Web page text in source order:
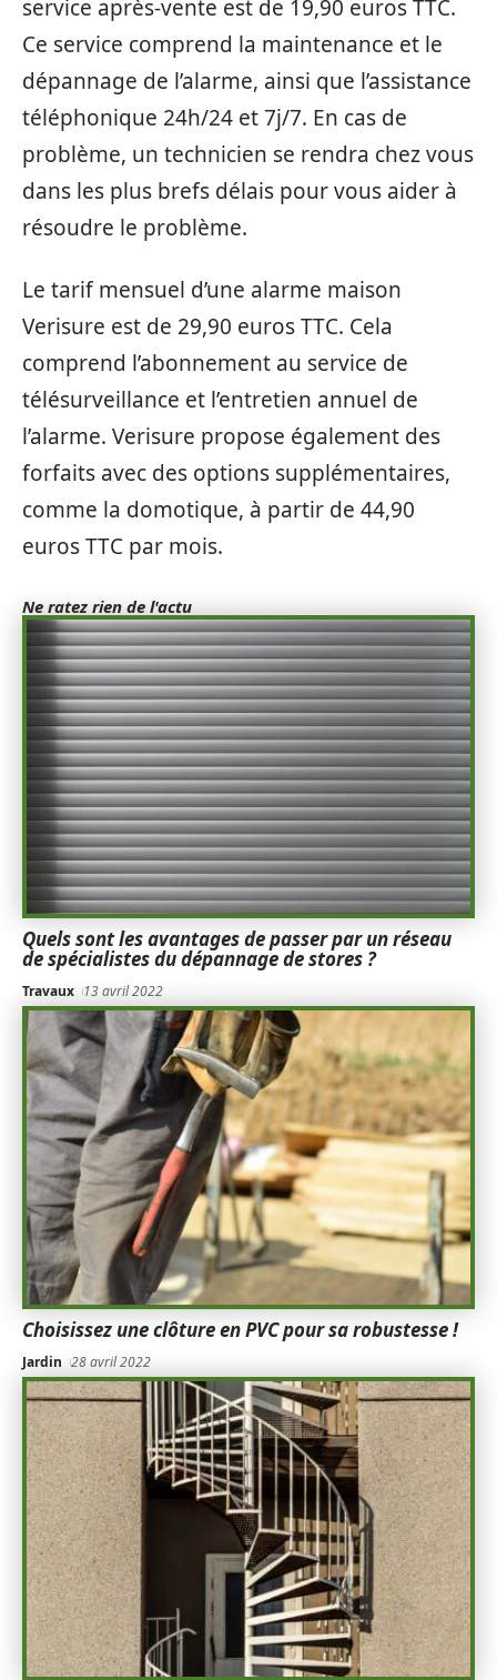
service après-vente est de 19,90 euros TTC.
Ce service comprend la maintenance et le
dépannage de l’alarme, ainsi que l’assistance
téléphonique 24h/24 et 7j/7. En cas de
problème, un technicien se rendra chez vous
dans les plus brefs délais pour vous aider à
résoudre le problème.
Le tarif mensuel d’une alarme maison
Verisure est de 29,90 euros TTC. Cela
comprend l’abonnement au service de
télésurveillance et l’entretien annuel de
l’alarme. Verisure propose également des
forfaits avec des options supplémentaires,
comme la domotique, à partir de 44,90
euros TTC par mois.
Ne ratez rien de l'actu
Quels sont les avantages de passer par un réseau
de spécialistes du dépannage de stores ?
Travaux 13 avril 2022
Choisissez une clôture en PVC pour sa robustesse !
Jardin 28 avril 2022